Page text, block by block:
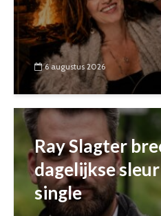
6 augustus 2026
Ray Slagter
dagelijkse
single